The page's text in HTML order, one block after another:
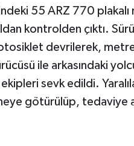
55 ARZ 770
kontrolden çıktı.
devrilerek,
ile arkasındaki
sevk edildi.
götürülüp, tedaviye